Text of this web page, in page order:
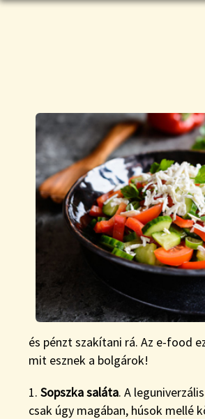
és pénzt szakítani rá. Az e-food
mit esznek a bolgárok!
1.Sopszka saláta. A
csak úgy magában, húsok mellé